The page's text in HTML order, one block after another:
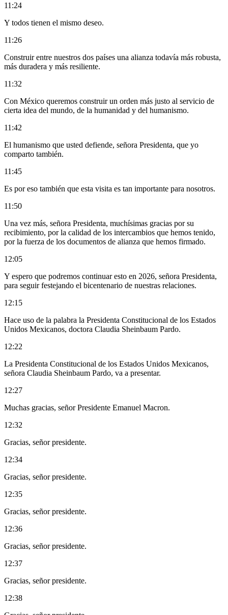
11:24
Y todos tienen el mismo deseo.
11:26
Construir entre nuestros dos países una alianza todavía más robusta,
más duradera y más resiliente.
11:32
Con México queremos construir un orden más justo al servicio de
cierta idea del mundo, de la humanidad y del humanismo.
11:42
El humanismo que usted defiende, señora Presidenta, que yo
comparto también.
11:45
Es por eso también que esta visita es tan importante para nosotros.
11:50
Una vez más, señora Presidenta, muchísimas gracias por su
recibimiento, por la calidad de los intercambios que hemos tenido,
por la fuerza de los documentos de alianza que hemos firmado.
12:05
Y espero que podremos continuar esto en 2026, señora Presidenta,
para seguir festejando el bicentenario de nuestras relaciones.
12:15
Hace uso de la palabra la Presidenta Constitucional de los Estados
Unidos Mexicanos, doctora Claudia Sheinbaum Pardo.
12:22
La Presidenta Constitucional de los Estados Unidos Mexicanos,
señora Claudia Sheinbaum Pardo, va a presentar.
12:27
Muchas gracias, señor Presidente Emanuel Macron.
12:32
Gracias, señor presidente.
12:34
Gracias, señor presidente.
12:35
Gracias, señor presidente.
12:36
Gracias, señor presidente.
12:37
Gracias, señor presidente.
12:38